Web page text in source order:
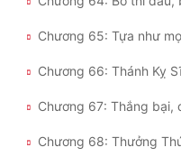
Chương 66: Thánh Kỵ
Chương 67: Thắng bại,
Chương 68: Thưởng